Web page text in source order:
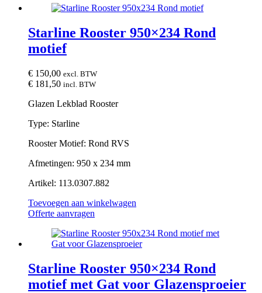
Starline Rooster 950×234 Rond
motief
€ 150,00 excl. BTW
€ 181,50 incl. BTW
Glazen Lekblad Rooster
Type: Starline
Rooster Motief: Rond RVS
Afmetingen: 950 x 234 mm
Artikel: 113.0307.882
Toevoegen aan winkelwagen
Offerte aanvragen
Starline Rooster 950×234 Rond
motief met Gat voor Glazensproeier